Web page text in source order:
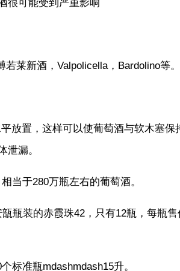
很可能受到严重影响
莱新酒，Valpolicella，Bardolino等。
放置，这样可以使葡萄酒与软木塞保
泄漏。
当于280万瓶左右的葡萄酒。
瓶装的赤霞珠42，只有12瓶，每瓶售
标准瓶mdashmdash15升。